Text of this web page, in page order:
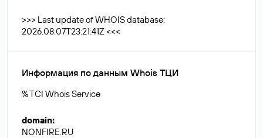
>>> Last update of WHOIS database:
2026.08.07T23:21:41Z <<<
Информация по данным Whois ТЦИ
% TCI Whois Service
domain:
NONFIRE.RU